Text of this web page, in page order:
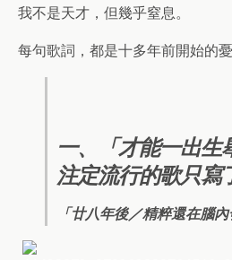
我不是天才，但幾乎窒息。
每句歌詞，都是十多年前開始的憂
一、「才能一出生
注定流行的歌只
「廿八年後／精粹還在腦